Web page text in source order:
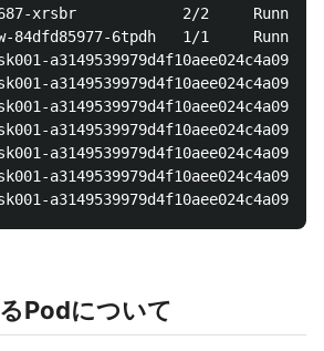
xrsbr            2/2
84dfd85977-6tpdh   1/1
Podについて